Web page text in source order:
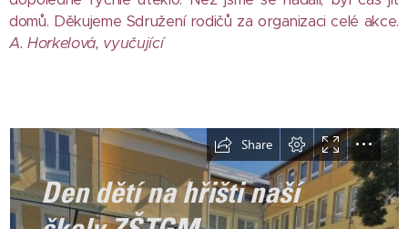
domů. Děkujeme Sdružení rodičů za organizaci celé akce.
A. Horkelová, vyučující